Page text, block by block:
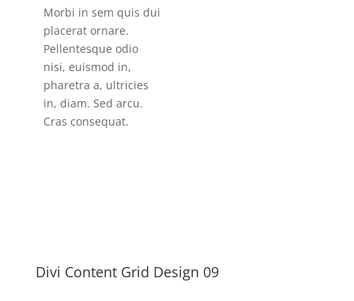
Morbi in sem quis dui
placerat ornare.
Pellentesque odio
nisi, euismod in,
pharetra a, ultricies
in, diam. Sed arcu.
Cras consequat.
Divi Content Grid Design 09